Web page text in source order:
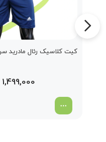
کیت کلاسیک رئال مادرید
1,499,000